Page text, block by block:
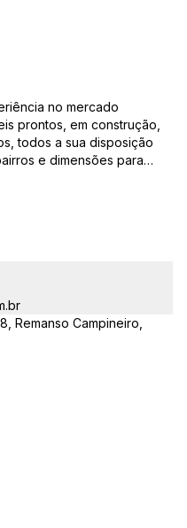
no mercado
prontos, em construção,
todos a sua disposição
e dimensões para
terrenos, salas
Remanso Campineiro,